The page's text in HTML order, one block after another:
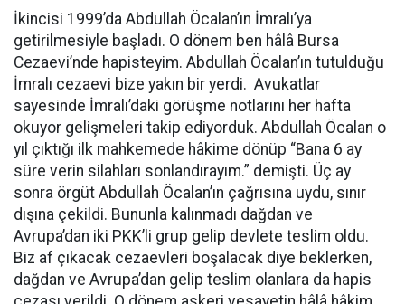
İkincisi 1999’da Abdullah Öcalan’ın İmralı’ya
getirilmesiyle başladı. O dönem ben hâlâ Bursa
Cezaevi’nde hapisteyim. Abdullah Öcalan’ın tutulduğu
İmralı cezaevi bize yakın bir yerdi. Avukatlar
sayesinde İmralı’daki görüşme notlarını her hafta
okuyor gelişmeleri takip ediyorduk. Abdullah Öcalan o
yıl çıktığı ilk mahkemede hâkime dönüp “Bana 6 ay
süre verin silahları sonlandırayım.” demişti. Üç ay
sonra örgüt Abdullah Öcalan’ın çağrısına uydu, sınır
dışına çekildi. Bununla kalınmadı dağdan ve
Avrupa’dan iki PKK’li grup gelip devlete teslim oldu.
Biz af çıkacak cezaevleri boşalacak diye beklerken,
dağdan ve Avrupa’dan gelip teslim olanlara da hapis